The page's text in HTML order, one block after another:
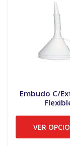
Embudo C/
VER